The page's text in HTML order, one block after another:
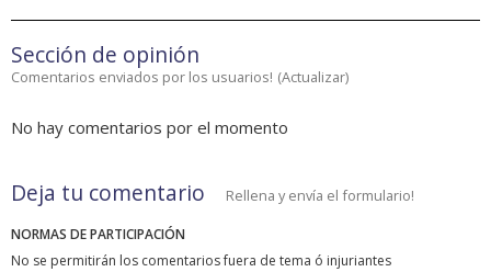
Sección de opinión
Comentarios enviados por los usuarios! (Actualizar)
No hay comentarios por el momento
Deja tu comentario Rellena y envía el formulario!
NORMAS DE PARTICIPACIÓN
No se permitirán los comentarios fuera de tema ó injuriantes